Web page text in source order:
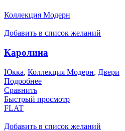
Коллекция Модерн
Добавить в список желаний
Каролина
Юкка, Коллекция Модерн, Двери
Подробнее
Сравнить
Быстрый просмотр
FLAT
Добавить в список желаний